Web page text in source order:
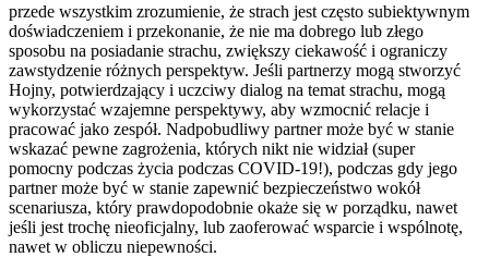
przede wszystkim zrozumienie, że strach jest często subiektywnym
doświadczeniem i przekonanie, że nie ma dobrego lub złego
sposobu na posiadanie strachu, zwiększy ciekawość i ograniczy
zawstydzenie różnych perspektyw. Jeśli partnerzy mogą stworzyć
Hojny, potwierdzający i uczciwy dialog na temat strachu, mogą
wykorzystać wzajemne perspektywy, aby wzmocnić relacje i
pracować jako zespół. Nadpobudliwy partner może być w stanie
wskazać pewne zagrożenia, których nikt nie widział (super
pomocny podczas życia podczas COVID-19!), podczas gdy jego
partner może być w stanie zapewnić bezpieczeństwo wokół
scenariusza, który prawdopodobnie okaże się w porządku, nawet
jeśli jest trochę nieoficjalny, lub zaoferować wsparcie i wspólnotę,
nawet w obliczu niepewności.